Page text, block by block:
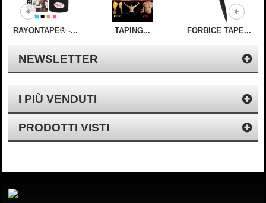
RAYONTAPE® -... TAPING... FORBICE TAPE...
NEWSLETTER
I PIÙ VENDUTI
PRODOTTI VISTI